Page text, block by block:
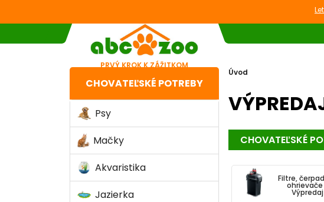
PRVÝ KROK K ZÁŽITKOM
CHOVATEĽSKÉ POTREBY
Psy
Mačky
Akvaristika
Jazierka
Úvod
CHOVATEĽSKÉ
Filtre,
Výpredaj